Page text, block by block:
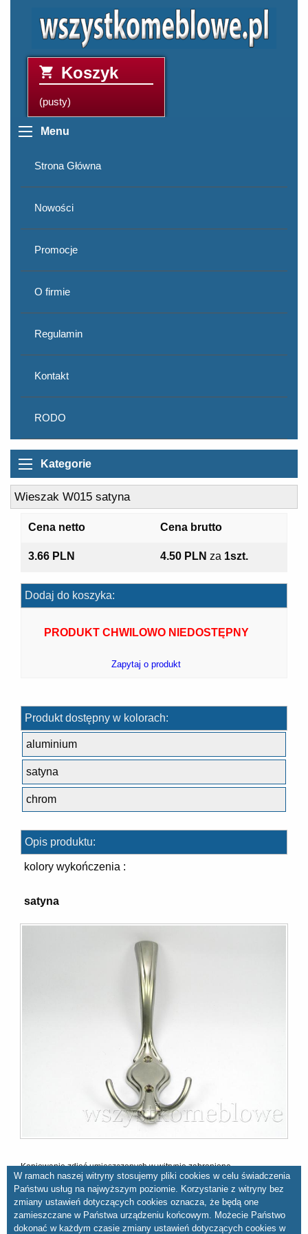
Koszyk
(pusty)
Menu
Strona Główna
Nowości
Promocje
O firmie
Regulamin
Kontakt
RODO
Kategorie
Wieszak W015 satyna
Cena netto Cena brutto
3.66 PLN 4.50 PLN za 1szt.
Dodaj do koszyka:
PRODUKT CHWILOWO NIEDOSTĘPNY
Zapytaj o produkt
Produkt dostępny w kolorach:
aluminium
satyna
chrom
Opis produktu:
kolory wykończenia :
satyna
Kopiowanie zdjęć umieszczonych w witrynie zabronione
W ramach naszej witryny stosujemy pliki cookies w celu świadczenia
Państwu usług na najwyższym poziomie. Korzystanie z witryny bez
zmiany ustawień dotyczących cookies oznacza, że będą one
zamieszczane w Państwa urządzeniu końcowym. Możecie Państwo
dokonać w każdym czasie zmiany ustawień dotyczących cookies w